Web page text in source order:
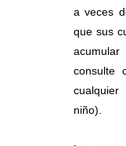
a veces
que sus
consulte
niño).